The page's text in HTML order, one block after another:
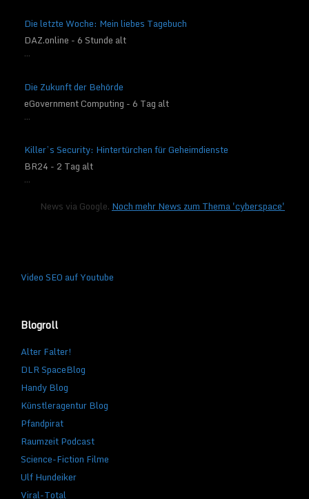
Die letzte Woche: Mein liebes Tagebuch
DAZ.online - 6 Stunde alt
...
Die Zukunft der Behörde
eGovernment Computing - 6 Tag alt
...
Killer’s Security: Hintertürchen für Geheimdienste
BR24 - 2 Tag alt
...
News via Google. Noch mehr News zum Thema 'cyberspace'
Video SEO auf Youtube
Blogroll
Alter Falter!
DLR SpaceBlog
Handy Blog
Künstleragentur Blog
Pfandpirat
Raumzeit Podcast
Science-Fiction Filme
Ulf Hundeiker
Viral-Total